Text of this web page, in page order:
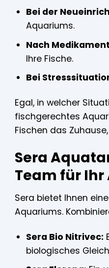
Bei der
Aquariums.
Nach
Ihre Fische.
Bei
Egal, in welcher
fischgerechtes
Fischen das
Sera
Team für
Sera bietet Ihnen
Aquariums.
Sera Bio Nitrivec:
biologisches